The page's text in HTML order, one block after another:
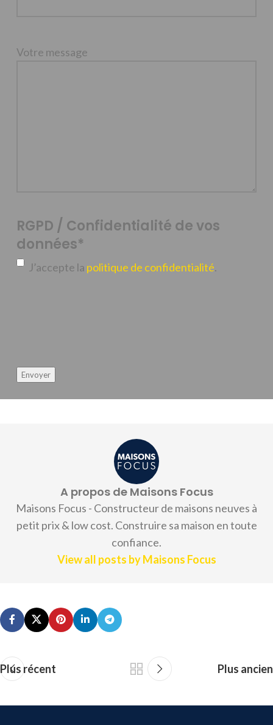
Votre message
RGPD / Confidentialité de vos
données*
J’accepte la politique de confidentialité.
Envoyer
A propos de Maisons Focus
Maisons Focus - Constructeur de maisons neuves à
petit prix & low cost. Construire sa maison en toute
confiance.
View all posts by Maisons Focus
Plus récent Plus ancien